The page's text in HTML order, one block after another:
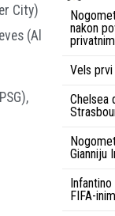
City)
(Al
nakon
Vels
Chelsea
Gianniju
FIFA-